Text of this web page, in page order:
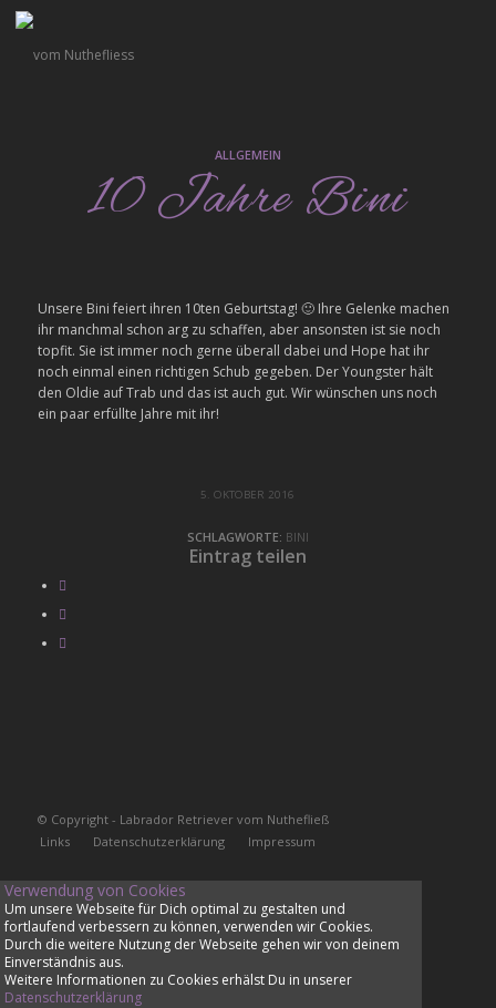
ALLGEMEIN
10 Jahre Bini
Unsere Bini feiert ihren 10ten Geburtstag! 🙂 Ihre Gelenke machen
ihr manchmal schon arg zu schaffen, aber ansonsten ist sie noch
topfit. Sie ist immer noch gerne überall dabei und Hope hat ihr
noch einmal einen richtigen Schub gegeben. Der Youngster hält
den Oldie auf Trab und das ist auch gut. Wir wünschen uns noch
ein paar erfüllte Jahre mit ihr!
5. OKTOBER 2016
SCHLAGWORTE: BINI
Eintrag teilen
© Copyright - Labrador Retriever vom Nuthefließ
Links
Datenschutzerklärung Impressum
Verwendung von Cookies
Um unsere Webseite für Dich optimal zu gestalten und
fortlaufend verbessern zu können, verwenden wir Cookies.
Durch die weitere Nutzung der Webseite gehen wir von deinem
Einverständnis aus.
Weitere Informationen zu Cookies erhälst Du in unserer
Datenschutzerklärung